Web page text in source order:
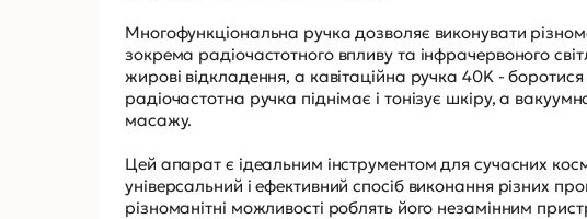
Многофункціональна ручка дозволяє виконувати
зокрема радіочастотного впливу та інфрачервоного
жирові відкладення, а кавітаційна ручка 40K -
радіочастотна ручка піднімає і тонізує шкіру, а
масажу.
Цей апарат є ідеальним інструментом для сучасних
універсальний і ефективний спосіб виконання різних
різноманітні можливості роблять його незамінним